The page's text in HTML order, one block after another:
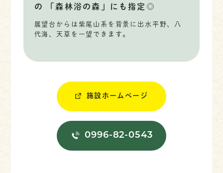
の 「森林浴の森」にも指定◎
展望台からは紫尾山系を背景に出水平野、八
代海、天草を一望できます。
施設ホームページ
0996-82-0543